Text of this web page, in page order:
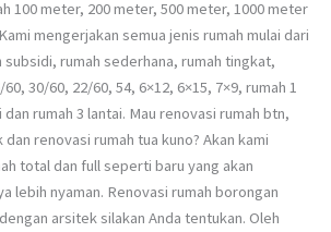
100 meter, 200 meter, 500 meter, 1000 meter
mengerjakan semua jenis rumah mulai dari
subsidi, rumah sederhana, rumah tingkat,
30/60, 22/60, 54, 6×12, 6×15, 7×9, rumah 1
rumah 3 lantai. Mau renovasi rumah btn,
renovasi rumah tua kuno? Akan kami
total dan full seperti baru yang akan
lebih nyaman. Renovasi rumah borongan
arsitek silakan Anda tentukan. Oleh